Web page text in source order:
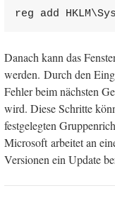
reg add
Danach kann das
werden. Durch den
Fehler beim nächsten
wird. Diese Schritte
festgelegten
Microsoft arbeitet an
Versionen ein Update